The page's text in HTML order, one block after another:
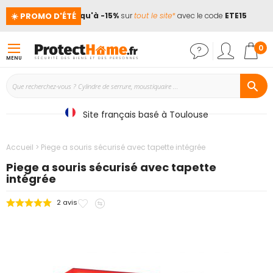
☀️ PROMO D'ÉTÉ
! 📢Jusqu'à -15%surtout le site*avec le codeETE15
MENU
0
Site français basé à Toulouse
Accueil Piege a souris sécurisé avec tapette intégrée
Piege a souris sécurisé avec tapette
intégrée
2 avis
Ajouter